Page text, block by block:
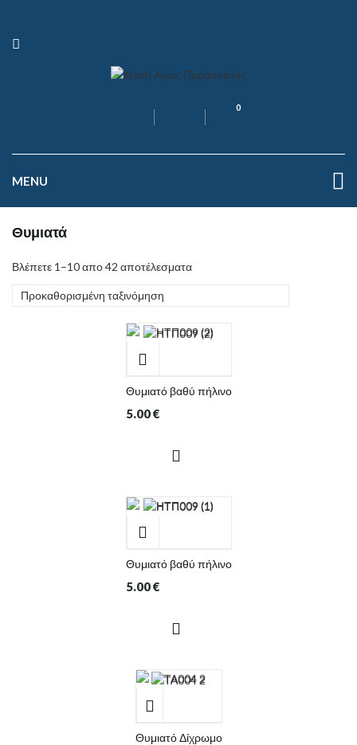
0
MENU
Θυμιατά
Βλέπετε 1–10 απο 42 αποτέλεσματα
Προκαθορισμένη ταξινόμηση
Θυμιατό βαθύ πήλινο
5.00€
Θυμιατό βαθύ πήλινο
5.00€
Θυμιατό Δίχρωμο